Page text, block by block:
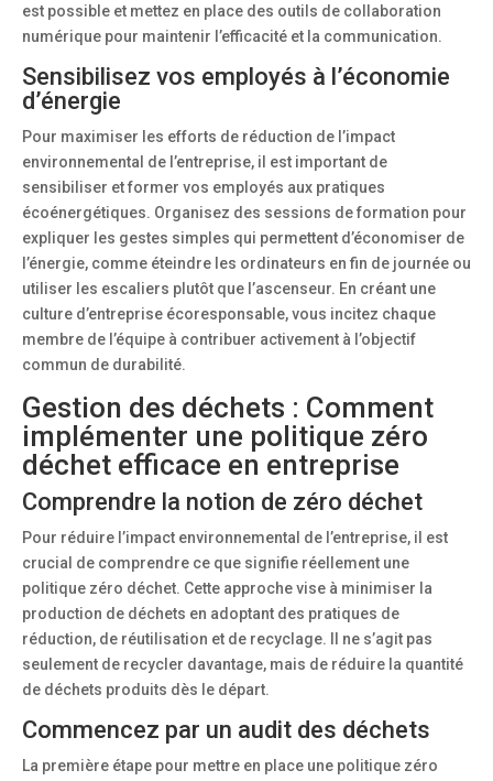
est possible et mettez en place des outils de collaboration
numérique pour maintenir l’efficacité et la communication.
Sensibilisez vos employés à l’économie
d’énergie
Pour maximiser les efforts de réduction de l’impact
environnemental de l’entreprise, il est important de
sensibiliser et former vos employés aux pratiques
écoénergétiques. Organisez des sessions de formation pour
expliquer les gestes simples qui permettent d’économiser de
l’énergie, comme éteindre les ordinateurs en fin de journée ou
utiliser les escaliers plutôt que l’ascenseur. En créant une
culture d’entreprise écoresponsable, vous incitez chaque
membre de l’équipe à contribuer activement à l’objectif
commun de durabilité.
Gestion des déchets : Comment
implémenter une politique zéro
déchet efficace en entreprise
Comprendre la notion de zéro déchet
Pour réduire l’impact environnemental de l’entreprise, il est
crucial de comprendre ce que signifie réellement une
politique zéro déchet. Cette approche vise à minimiser la
production de déchets en adoptant des pratiques de
réduction, de réutilisation et de recyclage. Il ne s’agit pas
seulement de recycler davantage, mais de réduire la quantité
de déchets produits dès le départ.
Commencez par un audit des déchets
La première étape pour mettre en place une politique zéro